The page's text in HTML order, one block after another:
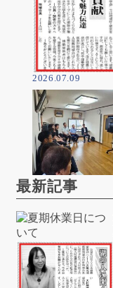
2026.07.09
最新記事